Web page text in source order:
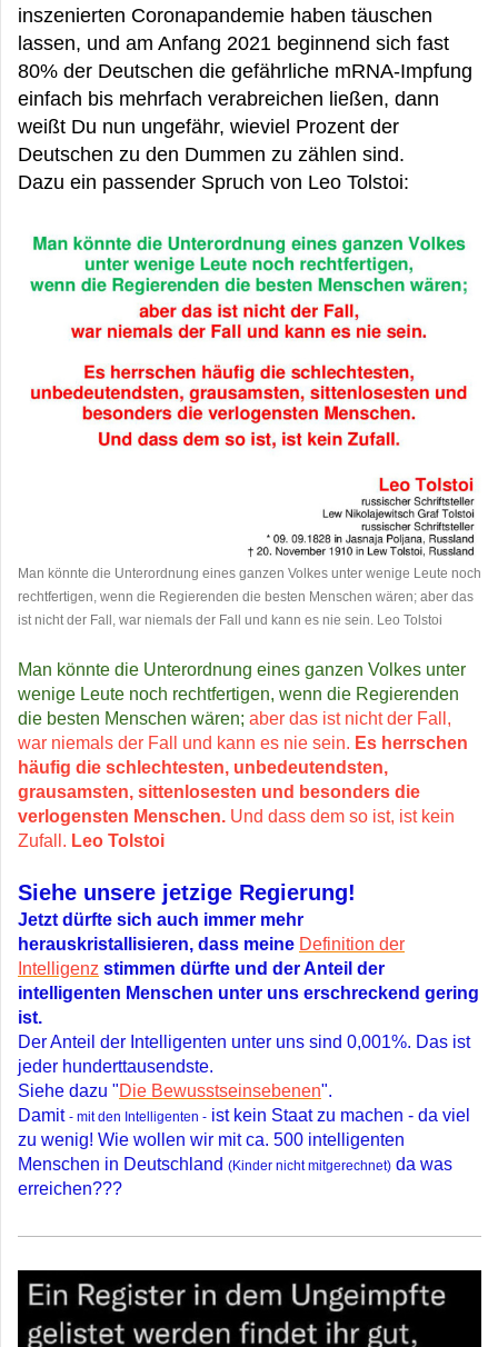
inszenierten Coronapandemie haben täuschen
lassen, und am Anfang 2021 beginnend sich fast
80% der Deutschen die gefährliche mRNA-Impfung
einfach bis mehrfach verabreichen ließen, dann
weißt Du nun ungefähr, wieviel Prozent der
Deutschen zu den Dummen zu zählen sind.
Dazu ein passender Spruch von Leo Tolstoi:
Man könnte die Unterordnung eines ganzen Volkes unter wenige Leute noch
rechtfertigen, wenn die Regierenden die besten Menschen wären; aber das
ist nicht der Fall, war niemals der Fall und kann es nie sein. Leo Tolstoi
Man könnte die Unterordnung eines ganzen Volkes unter
wenige Leute noch rechtfertigen, wenn die Regierenden
die besten Menschen wären; aber das ist nicht der Fall,
war niemals der Fall und kann es nie sein. Es herrschen
häufig die schlechtesten, unbedeutendsten,
grausamsten, sittenlosesten und besonders die
verlogensten Menschen. Und dass dem so ist, ist kein
Zufall. Leo Tolstoi
Siehe unsere jetzige Regierung!
Jetzt dürfte sich auch immer mehr
herauskristallisieren, dass meine Definition der
Intelligenz stimmen dürfte und der Anteil der
intelligenten Menschen unter uns erschreckend gering
ist.
Der Anteil der Intelligenten unter uns sind 0,001%. Das ist
jeder hunderttausendste.
Siehe dazu "Die Bewusstseinsebenen".
Damit - mit den Intelligenten - ist kein Staat zu machen - da viel
zu wenig! Wie wollen wir mit ca. 500 intelligenten
Menschen in Deutschland (Kinder nicht mitgerechnet) da was
erreichen???